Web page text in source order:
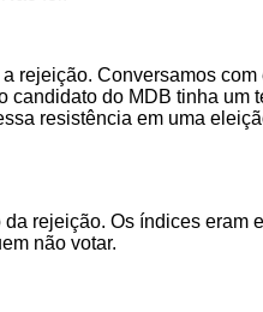
rejeição. Conversamos
candidato do MDB tinha
resistência em uma
rejeição. Os índices
não votar.